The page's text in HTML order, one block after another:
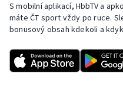
Short track
Sportovní střelba
Stolní tenis
S mobilní aplikací, HbbTV a
máte ČT sport vždy po ruce.
bonusový obsah kdekoli a